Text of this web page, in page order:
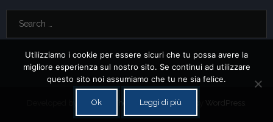
Think Up Themes Ltd. Powered by WordPress
Utilizziamo i cookie per essere sicuri che tu possa avere la
migliore esperienza sul nostro sito. Se continui ad utilizzare
questo sito noi assumiamo che tu ne sia felice.
Ok Leggi di più